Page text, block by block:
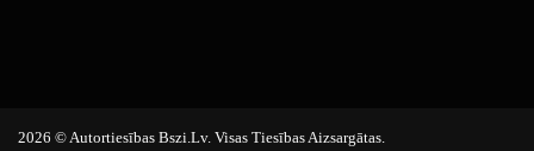
2026 © Autortiesības Bszi.lv. Visas Tiesības Aizsargātas.